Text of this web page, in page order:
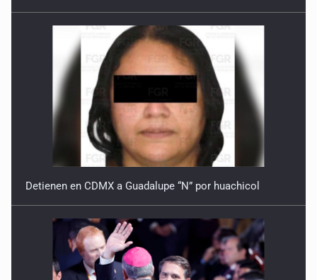
Detienen en CDMX a Guadalupe “N” por huachicol